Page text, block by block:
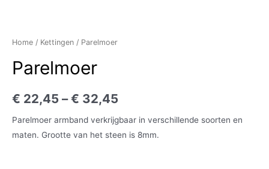
Home / Kettingen / Parelmoer
Parelmoer
€ 22,45 –€ 32,45
Parelmoer armband verkrijgbaar in verschillende soorten en
maten. Grootte van het steen is 8mm.